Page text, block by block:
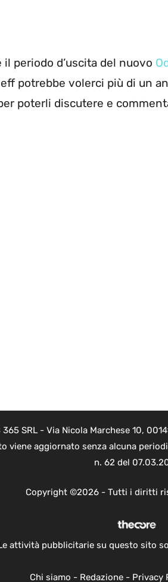
periodo d’uscita del nuovo
potrebbe volerci più di un
poterli discutere e
SRL - Via Nicola Marchese 10,
viene aggiornato senza alcuna
n. 62 del
Copyright ©2026 - Tutti i diritti
attività pubblicitarie su questo sito
Chi siamo - Redazione- Privacy